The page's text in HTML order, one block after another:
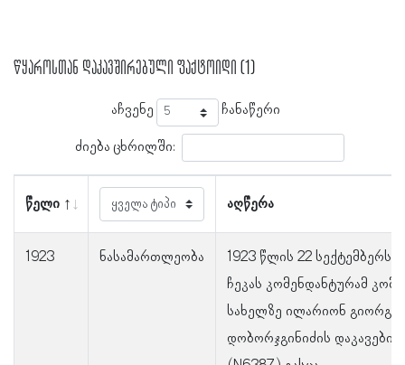
წყაროსთან დაკავშირებული ფაქტოიდი (1)
აჩვენე ჩანაწერი
ძიება ცხრილში:
წელი აღწერა
1923 ნასამართლეობა
1923 წლის 22 სექტემბერს
ჩეკას კომენდანტურამ
სახელზე ილარიონ
დობორჯგინიძის